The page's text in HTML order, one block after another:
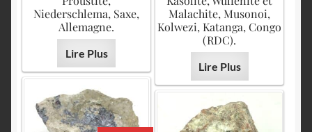
Niederschlema, Saxe,
Allemagne.
Lire Plus
Malachite, Musonoi,
Kolwezi, Katanga, Congo
(RDC).
Lire Plus